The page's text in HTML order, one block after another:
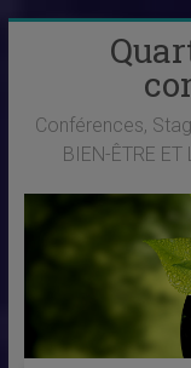
Conférences,
BIEN-ÊTRE ET